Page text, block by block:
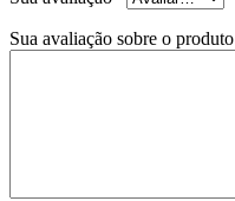
Sua avaliação sobre o produto